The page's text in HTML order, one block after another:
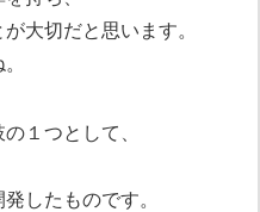
大切だと思います。
１つとして、
発したものです。